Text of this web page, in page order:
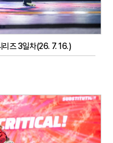
즈 3일차(26. 7. 16.)